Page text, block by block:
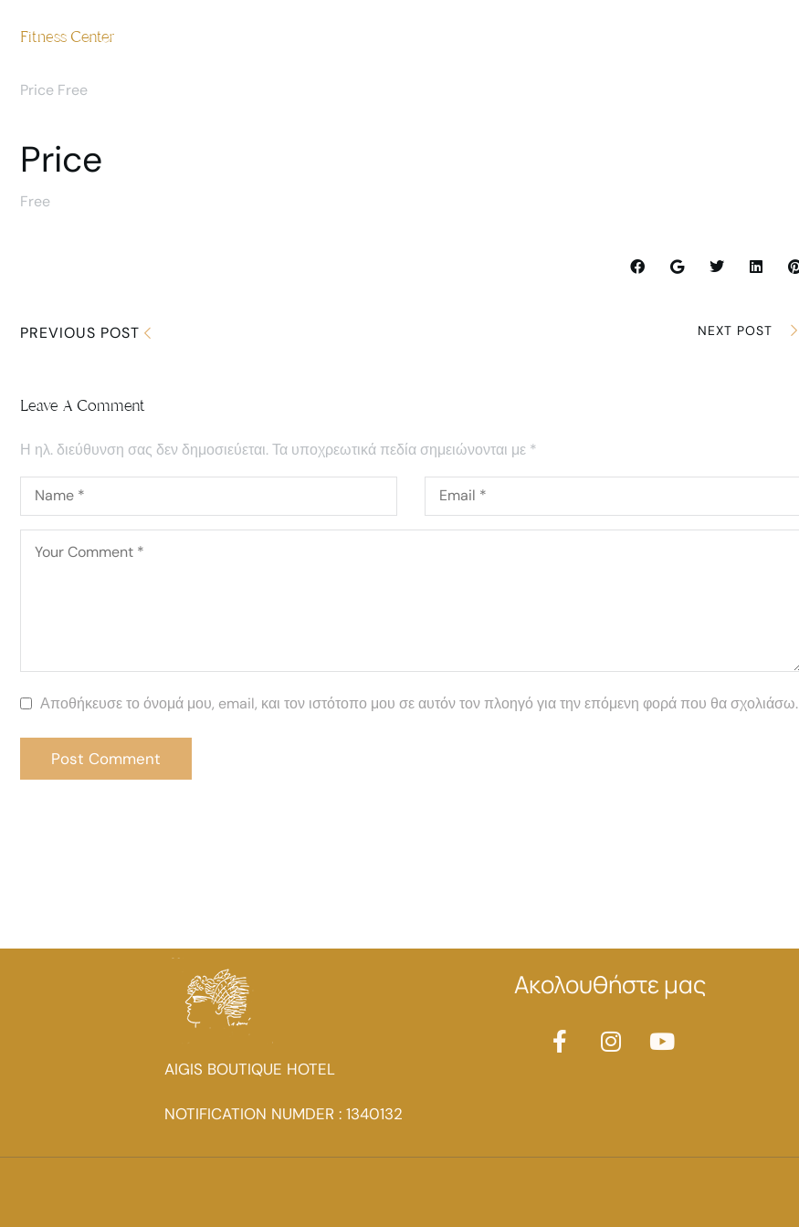
Fitness Center
Price Free
Price
Free
PREVIOUS POST NEXT POST
Leave A Comment
Η ηλ. διεύθυνση σας δεν δημοσιεύεται.Τα υποχρεωτικά πεδία σημειώνονται με *
Αποθήκευσε το όνομά μου, email, και τον ιστότοπο μου σε αυτόν τον πλοηγό για την επόμενη φορά που θα σχολιάσω.
AIGIS BOUTIQUE HOTEL
NOTIFICATION NUMDER : 1340132
Ακολουθήστε μας